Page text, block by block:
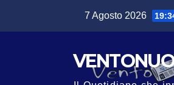
7 Agosto 2026